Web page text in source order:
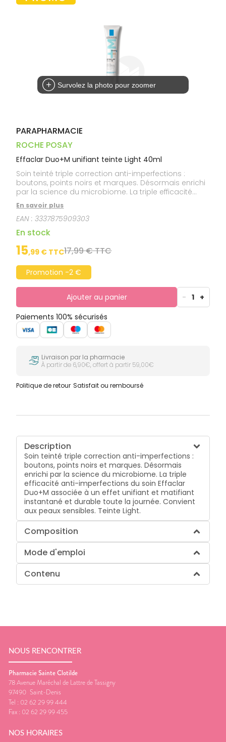
Dispositifs
Cheveux
VOTRE
Survolez la photo pour zoomer
PARAPHARMACIE
ROCHE POSAY
Effaclar Duo+M unifiant teinte Light 40ml
Soin teinté triple correction anti-imperfections :
boutons, points noirs et marques. Désormais enrichi
par la science du microbiome. La triple efficacité
anti-imperfections du soin Effaclar Duo+M associée
à un effet unifiant et matifiant instantané et durable
toute la journée. Convient aux peaux sensibles. Teinte
Light.
En savoir plus
EAN :3337875909303
En stock
15,99 € TTC17,99 € TTC
Promotion -2 €
Ajouter au panier - 1 +
Paiements 100% sécurisés
Livraison par la pharmacie
À partir de 6,90€, offert à partir 59,00€
Politique de retour Satisfait ou remboursé
Description
Soin teinté triple correction anti-imperfections :
boutons, points noirs et marques. Désormais
enrichi par la science du microbiome. La triple
efficacité anti-imperfections du soin Effaclar
Duo+M associée à un effet unifiant et matifiant
instantané et durable toute la journée. Convient
aux peaux sensibles. Teinte Light.
Composition
Mode d'emploi
Contenu
NOUS RENCONTRER
Pharmacie Sainte Clotilde
78 Avenue Maréchal de Lattre de Tassigny
97490 Saint-Denis
Tel : 02 62 29 99 444
Fax : 02 62 29 99 455
NOS HORAIRES